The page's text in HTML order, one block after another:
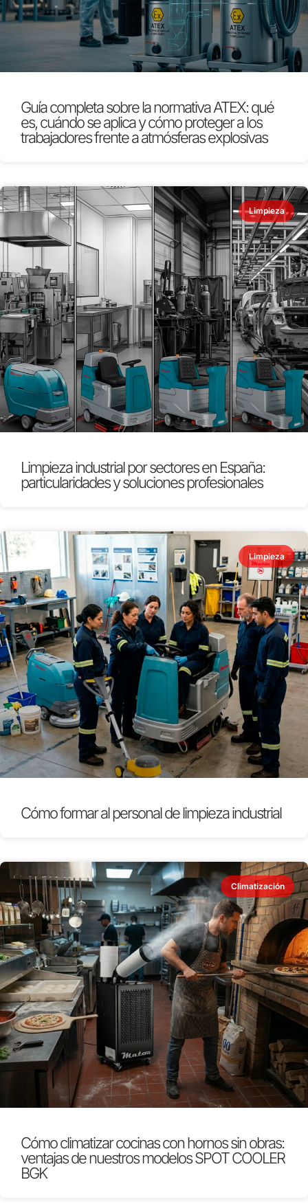
Guía completa sobre la normativa ATEX: qué
es, cuándo se aplica y cómo proteger a los
trabajadores frente a atmósferas explosivas
Limpieza
Limpieza industrial por sectores en España:
particularidades y soluciones profesionales
Limpieza
Cómo formar al personal de limpieza industrial
Climatización
Cómo climatizar cocinas con hornos sin obras:
ventajas de nuestros modelos SPOT COOLER
BGK